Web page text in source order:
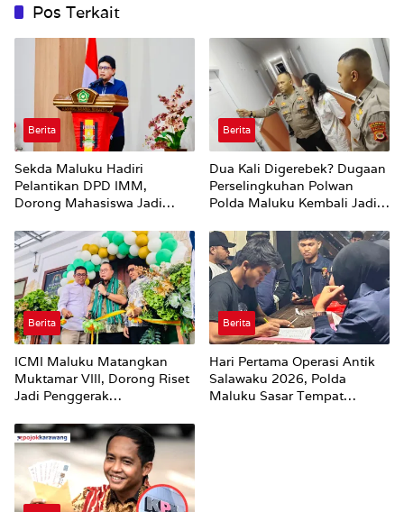
Pos Terkait
Berita
Sekda Maluku Hadiri
Pelantikan DPD IMM,
Dorong Mahasiswa Jadi
Strategis Pemerintah
Berita
Dua Kali Digerebek? Dugaan
Perselingkuhan Polwan
Polda Maluku Kembali Jadi
Berita
ICMI Maluku Matangkan
Muktamar VIII, Dorong Riset
Jadi Penggerak
Berita
Hari Pertama Operasi Antik
Salawaku 2026, Polda
Maluku Sasar Tempat